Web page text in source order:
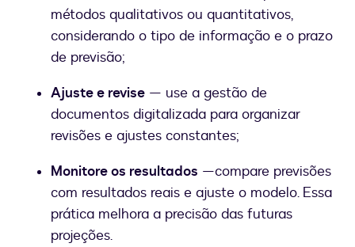
métodos qualitativos ou quantitativos,
considerando o tipo de informação e o prazo
de previsão;
Ajuste e revise — use a gestão de
documentos digitalizada para organizar
revisões e ajustes constantes;
Monitore os resultados —compare previsões
com resultados reais e ajuste o modelo. Essa
prática melhora a precisão das futuras
projeções.